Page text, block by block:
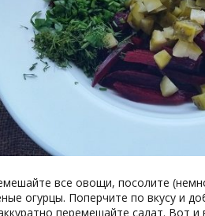
все овощи, посолите
огурцы. Поперчите по вкусу и
перемешайте салат. Вот и